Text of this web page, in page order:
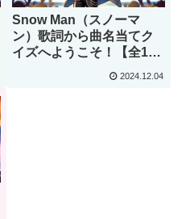
Snow Man（スノーマ
ン）歌詞から曲名当てク
イズへようこそ！【全12
2024.12.04